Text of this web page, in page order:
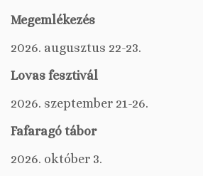
Megemlékezés
2026. augusztus 22-23.
Lovas fesztivál
2026. szeptember 21-26.
Fafaragó tábor
2026. október 3.